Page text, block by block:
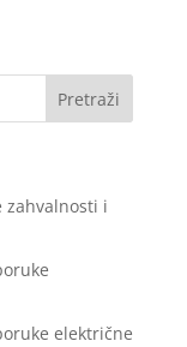
zahvalnosti i
električne